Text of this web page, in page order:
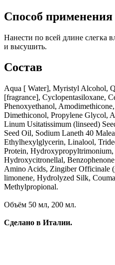
Способ применения
Нанести по всей длине слегка
и высушить.
Состав
Aqua [ Water], Myristyl Alcohol,
[fragrance], Cyclopentasiloxane,
Phenoxyethanol,
Dimethiconol, Propylene Glycol,
Linum Usitatissimum (linseed)
Seed Oil, Sodium Laneth 40
Ethylhexylglycerin, Linalool,
Protein,
Hydroxycitronellal,
Amino Acids, Zingiber Officinale
limonene, Hydrolyzed Silk,
Methylpropional.
Объём 50 мл, 200 мл.
Сделано в Италии.